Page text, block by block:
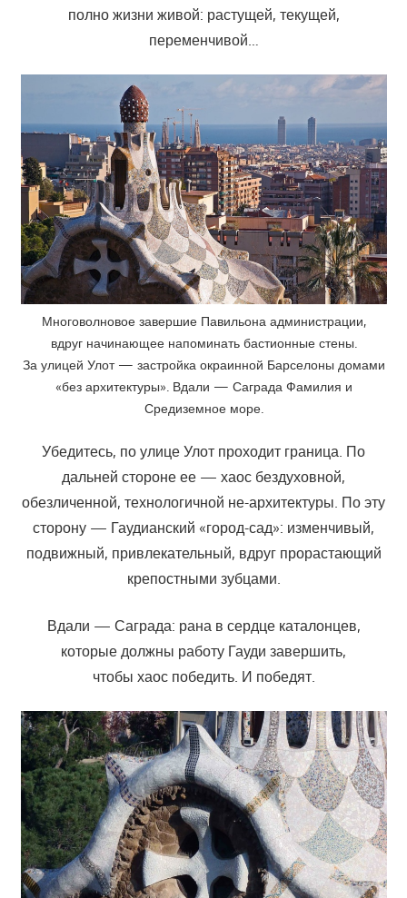
полно жизни живой: растущей, текущей,
переменчивой…
Многоволновое завершие Павильона администрации,
вдруг начинающее напоминать бастионные стены.
За улицей Улот — застройка окраинной Барселоны домами
«без архитектуры». Вдали — Саграда Фамилия и
Средиземное море.
Убедитесь, по улице Улот проходит граница. По
дальней стороне ее — хаос бездуховной,
обезличенной, технологичной не-архитектуры. По эту
сторону — Гаудианский «город-сад»: изменчивый,
подвижный, привлекательный, вдруг прорастающий
крепостными зубцами.
Вдали — Саграда: рана в сердце каталонцев,
которые должны работу Гауди завершить,
чтобы хаос победить. И победят.